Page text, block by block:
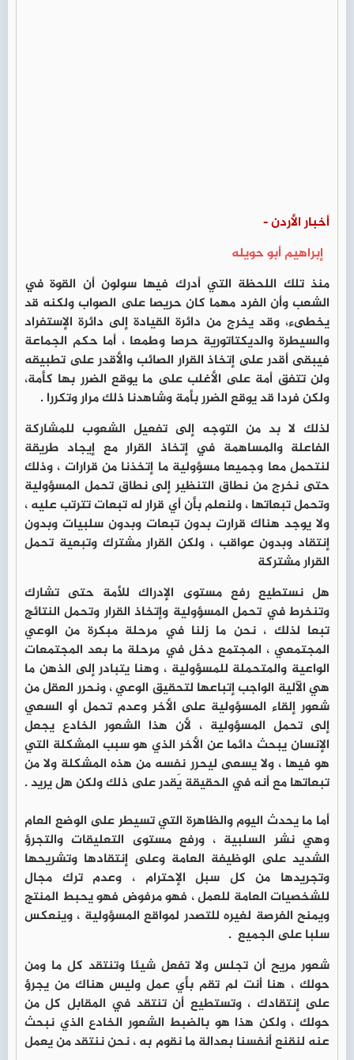
أخبار الأردن -
إبراهيم أبو حويله
منذ تلك اللحظة التي أدرك فيها سولون أن القوة في
الشعب وأن الفرد مهما كان حريصا على الصواب ولكنه قد
يخطىء، وقد يخرج من دائرة القيادة إلى دائرة الإستفراد
والسيطرة والديكتاتورية حرصا وطمعا ، أما حكم الجماعة
فيبقى أقدر على إتخاذ القرار الصائب والأقدر على تطبيقه
ولن تتفق أمة على الأغلب على ما يوقع الضرر بها كأمة،
ولكن فردا قد يوقع الضرر بأمة وشاهدنا ذلك مرار وتكررا .
لذلك لا بد من التوجه إلى تفعيل الشعوب للمشاركة
الفاعلة والمساهمة في إتخاذ القرار مع إيجاد طريقة
لنتحمل معا وجميعا مسؤولية ما إتخذنا من قرارات ، وذلك
حتى نخرج من نطاق التنظير إلى نطاق تحمل المسؤولية
وتحمل تبعاتها ، ولنعلم بأن أي قرار له تبعات تترتب عليه ،
ولا يوجد هناك قرارت بدون تبعات وبدون سلبيات وبدون
إنتقاد وبدون عواقب ، ولكن القرار مشترك وتبعية تحمل
القرار مشتركة
هل نستطيع رفع مستوى الإدراك للأمة حتى تشارك
وتنخرط في تحمل المسؤولية وإتخاذ القرار وتحمل النتائج
تبعا لذلك ، نحن ما زلنا في مرحلة مبكرة من الوعي
المجتمعي ، المجتمع دخل في مرحلة ما بعد المجتمعات
الواعية والمتحملة للمسؤولية ، وهنا يتبادر إلى الذهن ما
هي الآلية الواجب إتباعها لتحقيق الوعي ، ونحرر العقل من
شعور إلقاء المسؤولية على الأخر وعدم تحمل أو السعي
إلى تحمل المسؤولية ، لأن هذا الشعور الخادع يجعل
الإنسان يبحث دائما عن الأخر الذي هو سبب المشكلة التي
هو فيها ، ولا يسعى ليحرر نفسه من هذه المشكلة ولا من
تبعاتها مع أنه في الحقيقة يَقدر على ذلك ولكن هل يريد .
أما ما يحدث اليوم والظاهرة التي تسيطر على الوضع العام
وهي نشر السلبية ، ورفع مستوى التعليقات والتجرؤ
الشديد على الوظيفة العامة وعلى إنتقادها وتشريحها
وتجريدها من كل سبل الإحترام ، وعدم ترك مجال
للشخصيات العامة للعمل ، فهو مرفوض فهو يحبط المنتج
ويمنح الفرصة لغيره للتصدر لمواقع المسؤولية ، وينعكس
سلبا على الجميع .
شعور مريح أن تجلس ولا تفعل شيئا وتنتقد كل ما ومن
حولك ، هنا أنت لم تقم بأي عمل وليس هناك من يجرؤ
على إنتقادك ، وتستطيع أن تنتقد في المقابل كل من
حولك ، ولكن هذا هو بالضبط الشعور الخادع الذي نبحث
عنه لنقنع أنفسنا بعدالة ما نقوم به ، نحن ننتقد من يعمل